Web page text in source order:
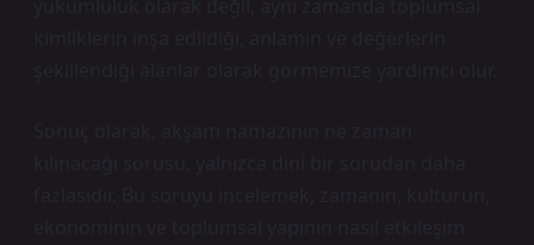
yükümlülük olarak değil, aynı zamanda toplumsal
kimliklerin inşa edildiği, anlamın ve değerlerin
şekillendiği alanlar olarak görmemize yardımcı olur.
Sonuç olarak, akşam namazının ne zaman
kılınacağı sorusu, yalnızca dini bir sorudan daha
fazlasıdır. Bu soruyu incelemek, zamanın, kültürün,
ekonominin ve toplumsal yapının nasıl etkileşim